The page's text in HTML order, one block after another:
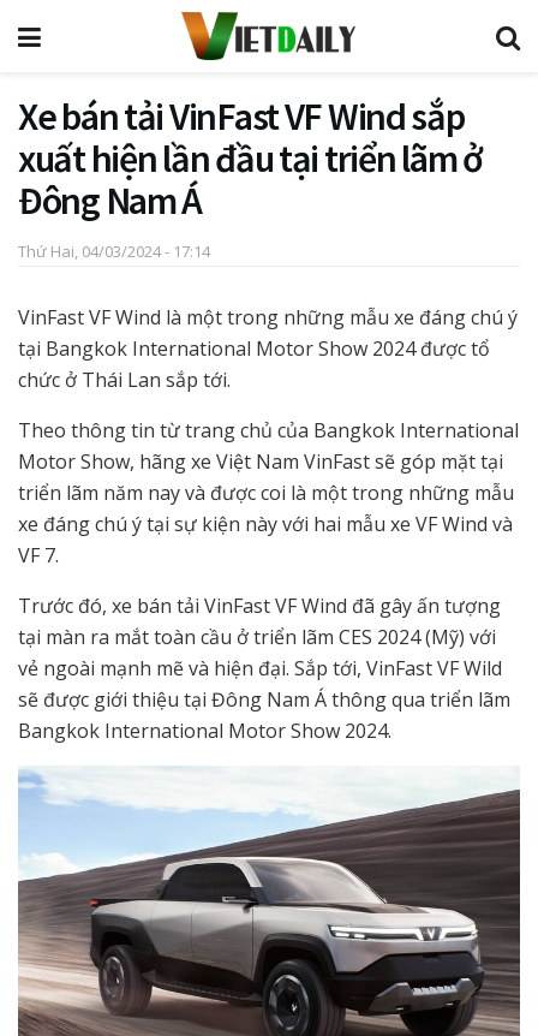
Xe bán tải VinFast VF Wind sắp
xuất hiện lần đầu tại triển lãm ở
Đông Nam Á
Thứ Hai, 04/03/2024 - 17:14
VinFast VF Wind là một trong những mẫu xe đáng chú ý
tại Bangkok International Motor Show 2024 được tổ
chức ở Thái Lan sắp tới.
Theo thông tin từ trang chủ của Bangkok International
Motor Show, hãng xe Việt Nam VinFast sẽ góp mặt tại
triển lãm năm nay và được coi là một trong những mẫu
xe đáng chú ý tại sự kiện này với hai mẫu xe VF Wind và
VF 7.
Trước đó, xe bán tải VinFast VF Wind đã gây ấn tượng
tại màn ra mắt toàn cầu ở triển lãm CES 2024 (Mỹ) với
vẻ ngoài mạnh mẽ và hiện đại. Sắp tới, VinFast VF Wild
sẽ được giới thiệu tại Đông Nam Á thông qua triển lãm
Bangkok International Motor Show 2024.